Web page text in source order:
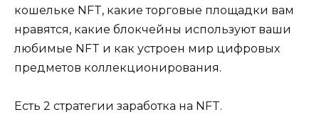
кошельке NFT, какие торговые площадки вам
нравятся, какие блокчейны используют ваши
любимые NFT и как устроен мир цифровых
предметов коллекционирования.
Есть 2 стратегии заработка на NFT.